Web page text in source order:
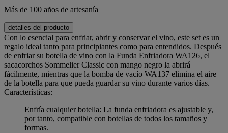
Más de 100 años de artesanía
detalles del producto
Con lo esencial para enfriar, abrir y conservar el vino, este set es un
regalo ideal tanto para principiantes como para entendidos. Después
de enfriar su botella de vino con la Funda Enfriadora WA126, el
sacacorchos Sommelier Classic con mango negro la abrirá
fácilmente, mientras que la bomba de vacío WA137 elimina el aire
de la botella para que pueda guardar su vino durante varios días.
Características:
Enfría cualquier botella: La funda enfriadora es ajustable y,
por tanto, compatible con botellas de todos los tamaños y
formas.